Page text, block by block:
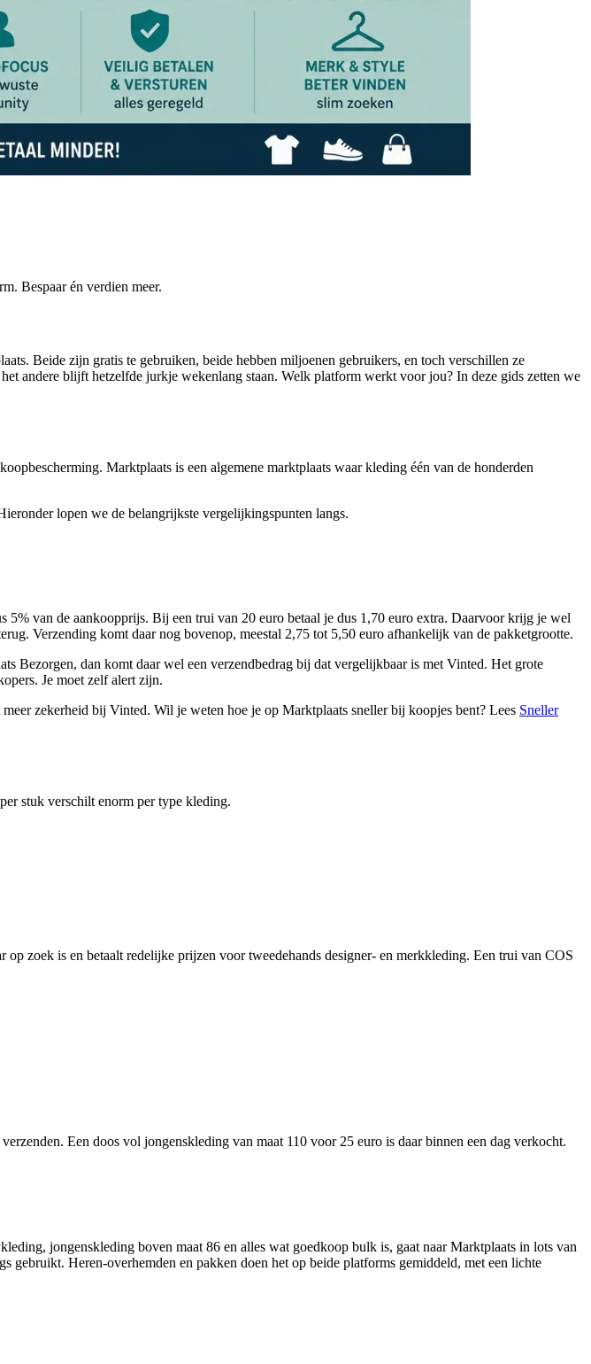
Bespaar én verdien meer.
Beide zijn gratis te gebruiken, beide hebben miljoenen gebruikers, en toch verschillen ze
andere blijft hetzelfde jurkje wekenlang staan. Welk platform werkt voor jou? In deze gids zetten we
Marktplaats is een algemene marktplaats waar kleding één van de honderden
lopen we de belangrijkste vergelijkingspunten langs.
5% van de aankoopprijs. Bij een trui van 20 euro betaal je dus 1,70 euro extra. Daarvoor krijg je wel
Verzending komt daar nog bovenop, meestal 2,75 tot 5,50 euro afhankelijk van de pakketgrootte.
Bezorgen, dan komt daar wel een verzendbedrag bij dat vergelijkbaar is met Vinted. Het grote
Je moet zelf alert zijn.
zekerheid bij Vinted. Wil je weten hoe je op Marktplaats sneller bij koopjes bent? Lees Sneller
stuk verschilt enorm per type kleding.
zoek is en betaalt redelijke prijzen voor tweedehands designer- en merkkleding. Een trui van COS
Een doos vol jongenskleding van maat 110 voor 25 euro is daar binnen een dag verkocht.
jongenskleding boven maat 86 en alles wat goedkoop bulk is, gaat naar Marktplaats in lots van
gebruikt. Heren-overhemden en pakken doen het op beide platforms gemiddeld, met een lichte